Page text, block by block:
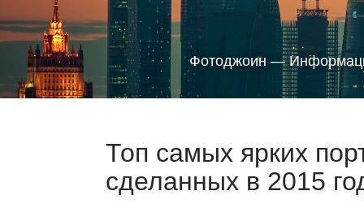
Фотоджоин —
Топ самых ярких
сделанных в 2015